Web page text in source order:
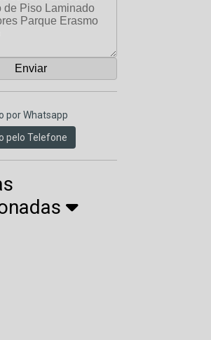
por Whatsapp
pelo Telefone